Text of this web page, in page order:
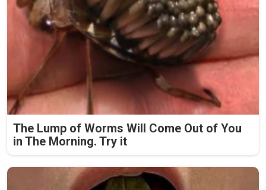
The Lump of Worms Will Come Out of You
in The Morning. Try it